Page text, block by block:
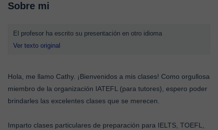
Sobre mi
El profesor ha escrito su presentación en otro idioma
Ver texto original
Hola, me llamo Cathy. ¡Bienvenidos a mis clases! Como orgullosa
miembro de la organización IATEFL (para tutores), espero poder
brindarles las excelentes clases que se merecen.
Imparto clases particulares de preparación para IELTS, TOEFL,